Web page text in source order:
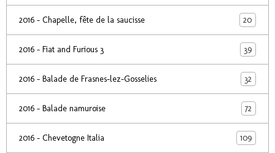
2016 - Chapelle, fête de la saucisse 20
2016 - Fiat and Furious 3 39
2016 - Balade de Frasnes-lez-Gosselies 32
2016 - Balade namuroise 72
2016 - Chevetogne Italia 109